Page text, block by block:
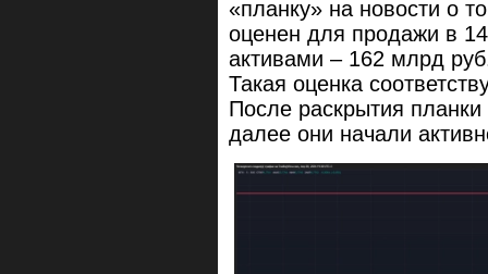
«планку» на новости о
оценен для продажи в
активами – 162 млрд
Такая оценка
После раскрытия
далее они начали